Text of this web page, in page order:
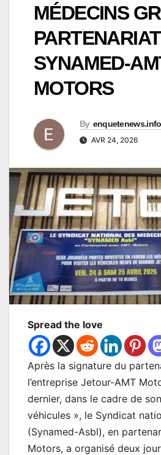
MÉDECINS
PARTENARIAT
SYNAMED-
MOTORS
By enquetenews.info
AVR 24, 2026
Spread the love
Après la signature du
l’entreprise Jetour-AMT
dernier, dans le cadre de
véhicules », le Syndicat
(Synamed-Asbl), en
Motors, a organisé deux